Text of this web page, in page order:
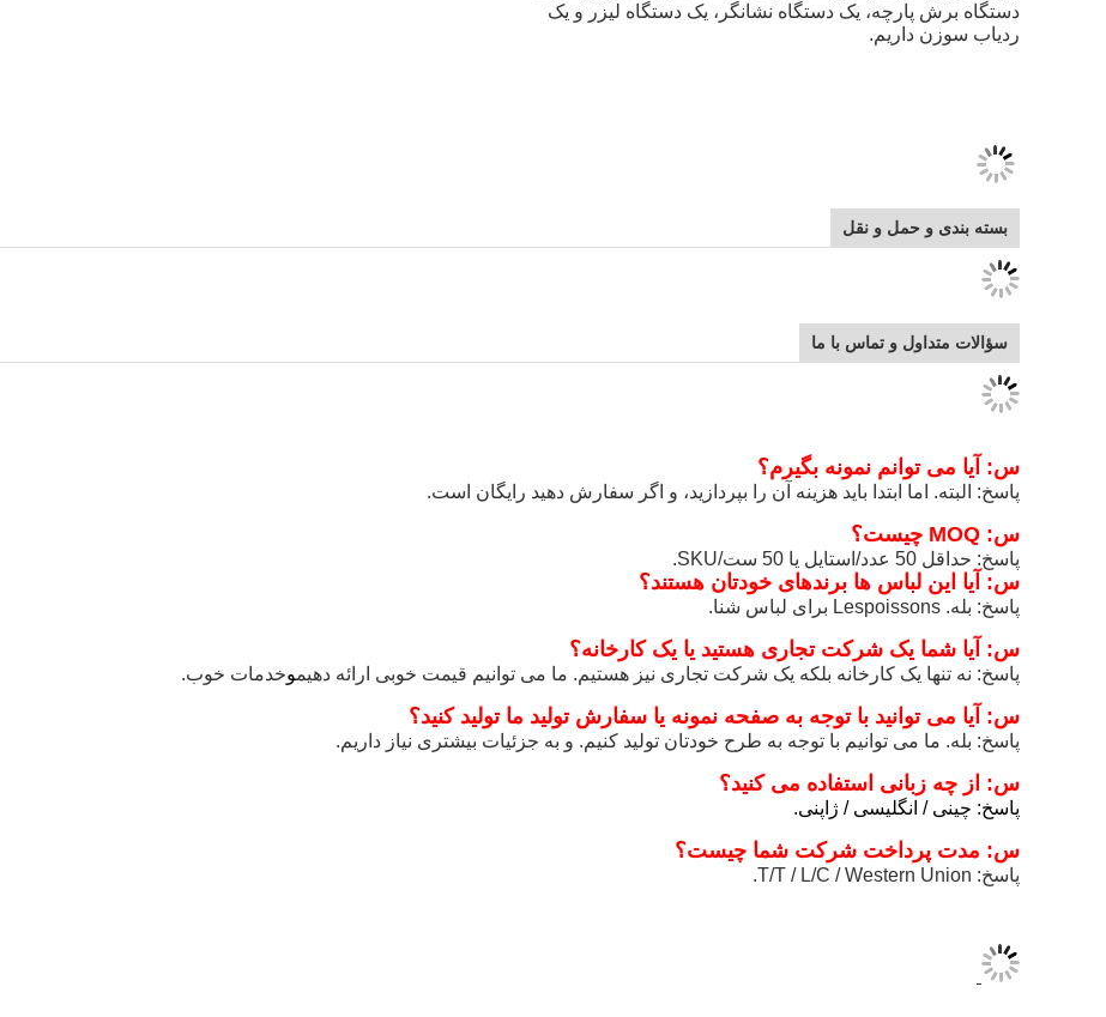
دستگاه برش پارچه، یک دستگاه نشانگر، یک دستگاه لیزر و یک
ردیاب سوزن داریم.
بسته بندی و حمل و نقل
سؤالات متداول و تماس با ما
س: آیا می توانم نمونه بگیرم؟
پاسخ: البته. اما ابتدا باید هزینه آن را بپردازید، و اگر سفارش دهید رایگان است.
س: MOQ چیست؟
پاسخ: حداقل 50 عدد/استایل یا 50 ست/SKU.
س: آیا این لباس ها برندهای خودتان هستند؟
پاسخ: بله. Lespoissons برای لباس شنا.
س: آیا شما یک شرکت تجاری هستید یا یک کارخانه؟
پاسخ: نه تنها یک کارخانه بلکه یک شرکت تجاری نیز هستیم. ما می توانیم قیمت خوبی ارائه دهیموخدمات خوب.
س: آیا می توانید با توجه به صفحه نمونه یا سفارش تولید ما تولید کنید؟
پاسخ: بله. ما می توانیم با توجه به طرح خودتان تولید کنیم. و به جزئیات بیشتری نیاز داریم.
س: از چه زبانی استفاده می کنید؟
پاسخ: چینی / انگلیسی / ژاپنی.
س: مدت پرداخت شرکت شما چیست؟
پاسخ: T/T / L/C / Western Union.